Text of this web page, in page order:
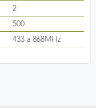
2
500
433 a 868MHz